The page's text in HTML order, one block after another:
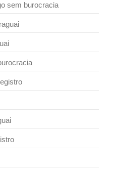
sem burocracia